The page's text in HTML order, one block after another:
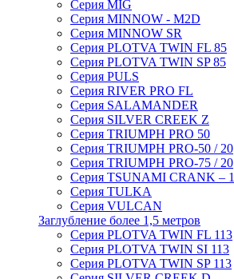
Серия MIG
Серия MINNOW - M2D
Серия MINNOW SR
Серия PLOTVA TWIN FL 85
Серия PLOTVA TWIN SP 85
Серия PULS
Серия RIVER PRO FL
Серия SALAMANDER
Серия SILVER CREEK Z
Серия TRIUMPH PRO 50
Серия TRIUMPH PRO-50 / 20
Серия TRIUMPH PRO-75 / 20
Серия TSUNAMI CRANK – 1
Серия TULKA
Серия VULCAN
Заглубление более 1,5 метров
Серия PLOTVA TWIN FL 113
Серия PLOTVA TWIN SI 113
Серия PLOTVA TWIN SP 113